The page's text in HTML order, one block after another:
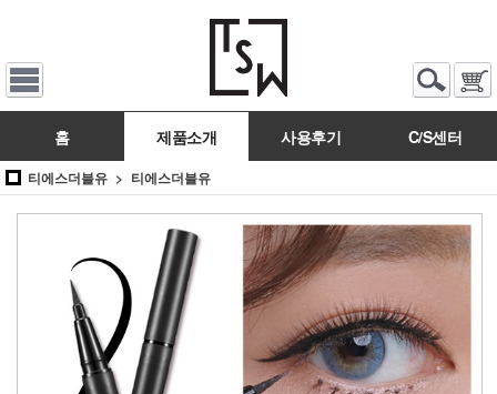
홈 제품소개 사용후기 C/S센터
티에스더블유 티에스더블유